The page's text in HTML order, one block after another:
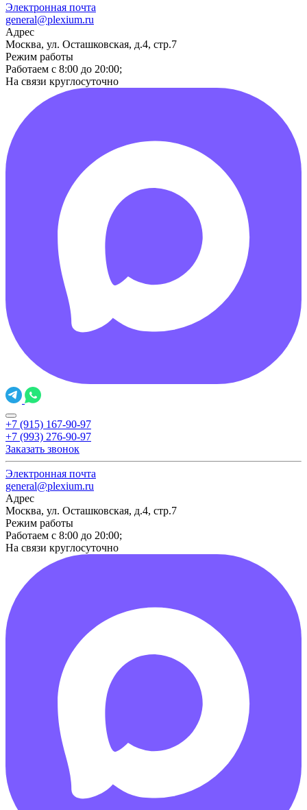
Электронная почта
general@plexium.ru
Адрес
Москва, ул. Осташковская, д.4, стр.7
Режим работы
Работаем с 8:00 до 20:00;
На связи круглосуточно
+7 (915) 167-90-97
+7 (993) 276-90-97
Заказать звонок
Электронная почта
general@plexium.ru
Адрес
Москва, ул. Осташковская, д.4, стр.7
Режим работы
Работаем с 8:00 до 20:00;
На связи круглосуточно